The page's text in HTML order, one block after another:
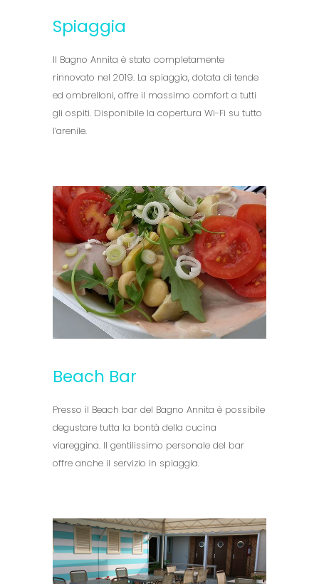
Spiaggia
Il Bagno Annita è stato completamente
rinnovato nel 2019. La spiaggia, dotata di tende
ed ombrelloni, offre il massimo comfort a tutti
gli ospiti. Disponibile la copertura Wi-Fi su tutto
l’arenile.
Beach Bar
Presso il Beach bar del Bagno Annita è possibile
degustare tutta la bontà della cucina
viareggina. Il gentilissimo personale del bar
offre anche il servizio in spiaggia.